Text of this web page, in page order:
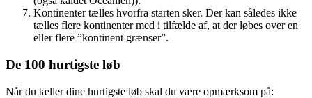
Kontinenter tælles hvorfra starten sker. Der kan således ikke
tælles flere kontinenter med i tilfælde af, at der løbes over en
eller flere ”kontinent grænser”.
De 100 hurtigste løb
Når du tæller dine hurtigste løb skal du være opmærksom på: